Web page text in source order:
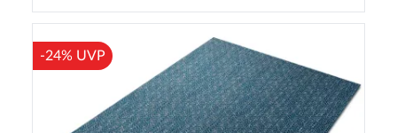
-24% UVP